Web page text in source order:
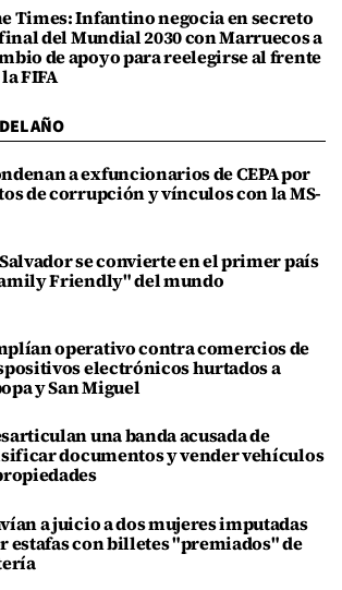
Times: Infantino negocia en secreto
del Mundial 2030 con Marruecos a
de apoyo para reelegirse al frente
FIFA
AÑO
a exfuncionarios de CEPA por
de corrupción y vínculos con la MS-
se convierte en el primer país
Friendly" del mundo
operativo contra comercios de
electrónicos hurtados a
y San Miguel
una banda acusada de
documentos y vender vehículos
a juicio a dos mujeres imputadas
estafas con billetes "premiados" de